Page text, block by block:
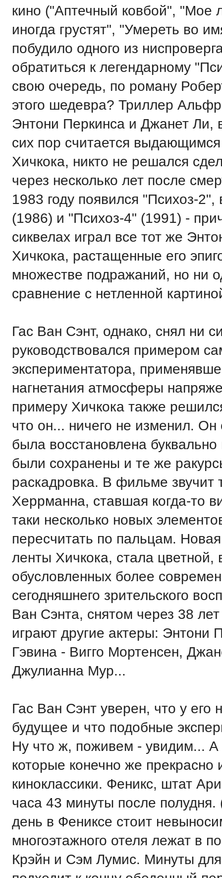
кино ("Аптечный ковбой", "Мое
иногда грустят", "Умереть во
побудило одного из
обратиться к легендарному
свою очередь, по роману
этого шедевра? Триллер
Энтони Перкинса и Джанет Ли,
сих пор считается
Хичкока, никто не решался
через несколько лет после
1983 году появился "Психоз-
(1986) и "Психоз-4" (1991) -
сиквелах играл все тот же
Хичкока, растащенные его
множестве подражаний, но ни
сравнение с нетленной
Гас Ван Сэнт, однако, снял ни
руководствовался примером
экспериментатора,
нагнетания атмосферы
примеру Хичкока также
что он... ничего не изменил.
была восстановлена
были сохранены и те же
раскадровка. В фильме
Херрманна, ставшая когда-то
таки несколько новых
пересчитать по пальцам.
ленты Хичкока, стала цветной,
обусловленных более
сегодняшнего зрительского
Ван Сэнта, снятом через 38
играют другие актеры:
Гэвина - Вигго Мортенсен,
Джулианна Мур...
Гас Ван Сэнт уверен, что у его
будущее и что подобные
Ну что ж, поживем - увидим... А
которые конечно же прекрасно
киноклассики. Феникс, штат
часа 43 минуты после
день в Фениксе стоит
многоэтажного отеля лежат в
Крэйн и Сэм Лумис. Минуты